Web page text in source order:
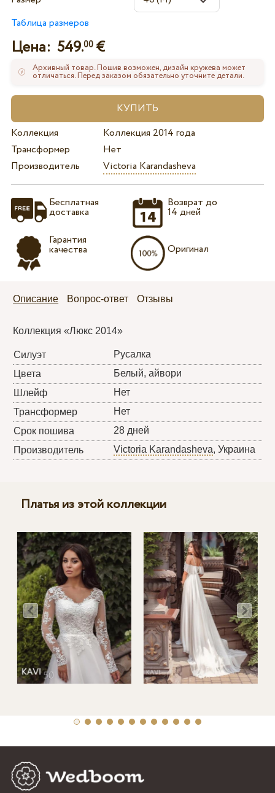
Таблица размеров
Цена: 549.00€
Архивный товар. Пошив возможен, дизайн кружева может
отличаться. Перед заказом обязательно уточните детали.
Коллекция
Коллекция 2014 года
Трансформер
Нет
Производитель
Victoria Karandasheva
Бесплатная
доставка
Гарантия
качества
Возврат до
14 дней
Оригинал
Описание Вопрос-ответ Отзывы
Коллекция «Люкс 2014»
Силуэт
Русалка
Цвета
Белый, айвори
Шлейф
Нет
Трансформер
Нет
Срок пошива
28 дней
Производитель
Victoria Karandasheva, Украина
Платья из этой коллекции